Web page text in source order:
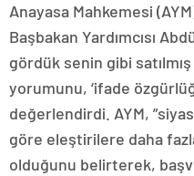
Anayasa Mahkemesi
Başbakan Yardımcısı
gördük senin gibi
yorumunu, ‘ifade
değerlendirdi. AYM,
göre eleştirilere daha
olduğunu belirterek,